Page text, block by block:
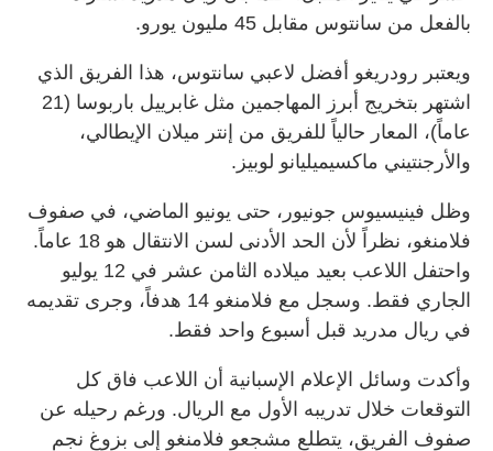
بالفعل من سانتوس مقابل 45 مليون يورو.
ويعتبر رودريغو أفضل لاعبي سانتوس، هذا الفريق الذي
اشتهر بتخريج أبرز المهاجمين مثل غابرييل باربوسا (21
عاماً)، المعار حالياً للفريق من إنتر ميلان الإيطالي،
والأرجنتيني ماكسيميليانو لوبيز.
وظل فينيسيوس جونيور، حتى يونيو الماضي، في صفوف
فلامنغو، نظراً لأن الحد الأدنى لسن الانتقال هو 18 عاماً.
واحتفل اللاعب بعيد ميلاده الثامن عشر في 12 يوليو
الجاري فقط. وسجل مع فلامنغو 14 هدفاً، وجرى تقديمه
في ريال مدريد قبل أسبوع واحد فقط.
وأكدت وسائل الإعلام الإسبانية أن اللاعب فاق كل
التوقعات خلال تدريبه الأول مع الريال. ورغم رحيله عن
صفوف الفريق، يتطلع مشجعو فلامنغو إلى بزوغ نجم